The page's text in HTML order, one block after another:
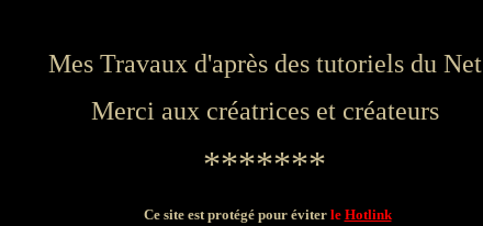
Mes Travaux d'après des tutoriels du Net
Merci aux créatrices et créateurs
*******
Ce site est protégé pour éviter le Hotlink